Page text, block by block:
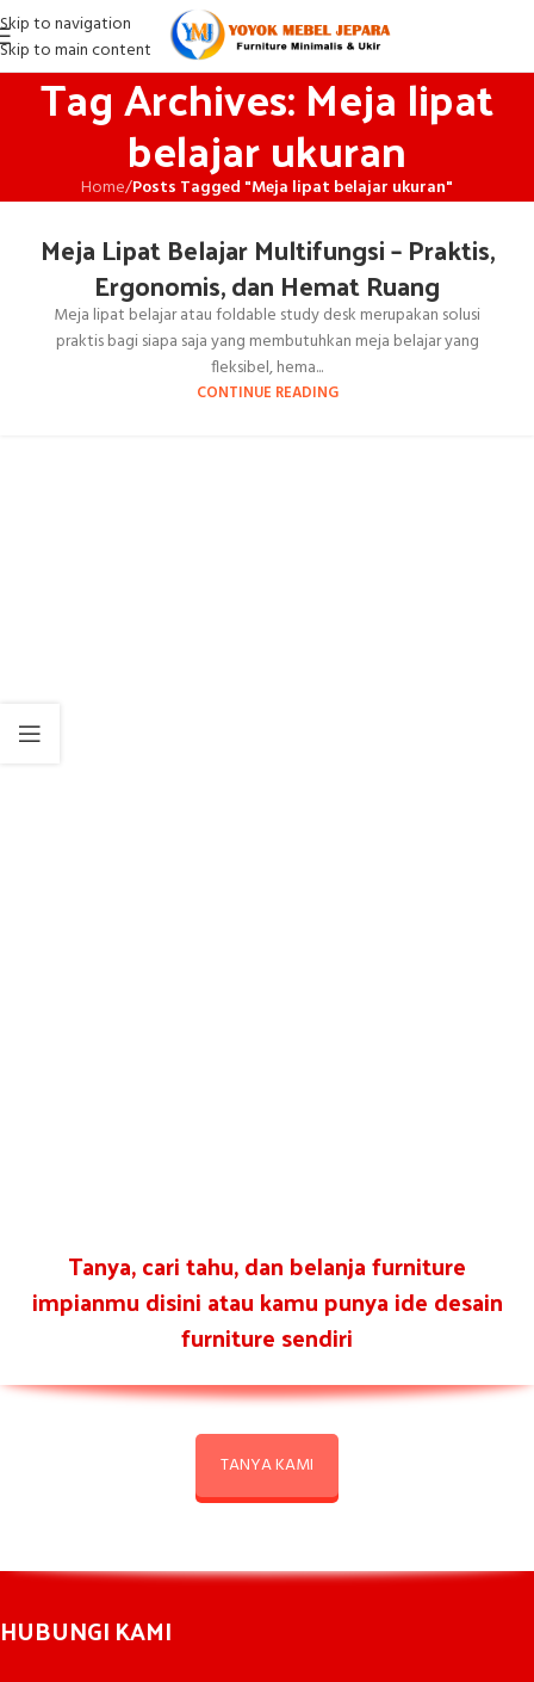
Skip to navigation
Skip to main content
Tag Archives: Meja lipat
belajar ukuran
Home/Posts Tagged "Meja lipat belajar ukuran"
Meja Lipat Belajar Multifungsi – Praktis,
Ergonomis, dan Hemat Ruang
Meja lipat belajar atau foldable study desk merupakan solusi
praktis bagi siapa saja yang membutuhkan meja belajar yang
fleksibel, hema...
CONTINUE READING
Tanya, cari tahu, dan belanja furniture
impianmu disini atau kamu punya ide desain
furniture sendiri
TANYA KAMI
HUBUNGI KAMI